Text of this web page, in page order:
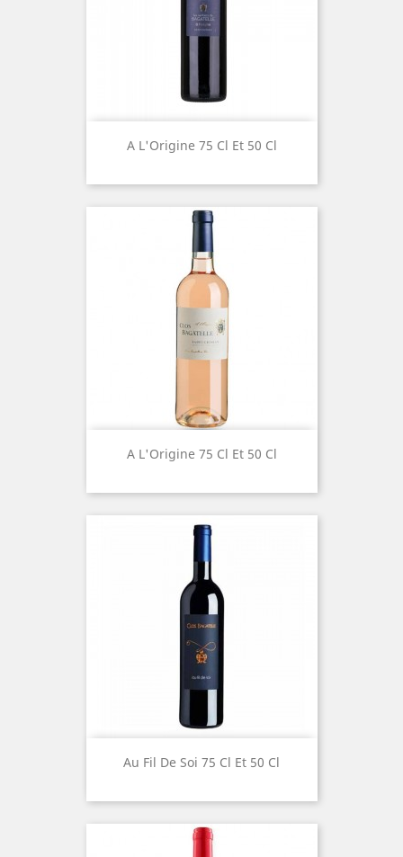
A L'Origine 75 Cl Et 50 Cl
A L'Origine 75 Cl Et 50 Cl
Au Fil De Soi 75 Cl Et 50 Cl